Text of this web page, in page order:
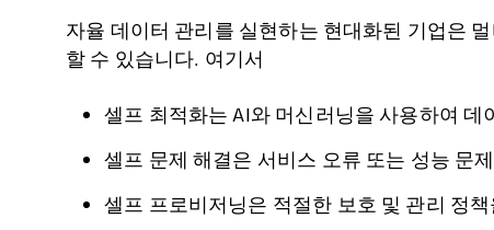
자율 데이터 관리를 실현하는 현대화된 기업은
할 수 있습니다. 여기서
셀프 최적화는 AI와 머신러닝을 사용하여
셀프 문제 해결은 서비스 오류 또는 성능 문
셀프 프로비저닝은 적절한 보호 및 관리 정